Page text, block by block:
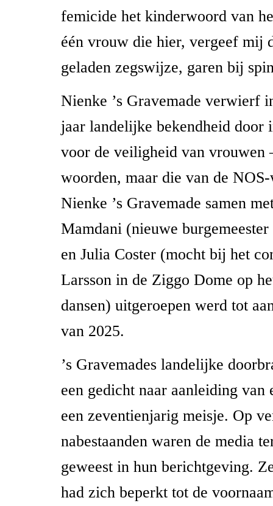
femicide het kinderwoord van
één vrouw die hier, vergeef mij
geladen zegswijze, garen bij
Nienke ’s Gravemade verwierf
jaar landelijke bekendheid door
voor de veiligheid van vrouwen
woorden, maar die van de
Nienke ’s Gravemade samen
Mamdani (nieuwe
en Julia Coster (mocht bij het
Larsson in de Ziggo Dome op
dansen) uitgeroepen werd tot
van 2025.
’s Gravemades landelijke
een gedicht naar aanleiding van
een zeventienjarig meisje. Op
nabestaanden waren de media
geweest in hun berichtgeving.
had zich beperkt tot de